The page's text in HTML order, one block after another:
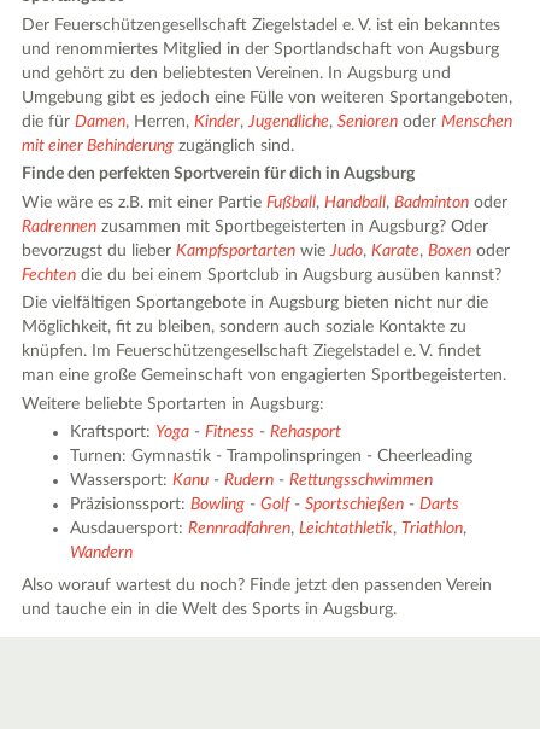
Der Feuerschützengesellschaft Ziegelstadel e. V. ist ein bekanntes
und renommiertes Mitglied in der Sportlandschaft von Augsburg
und gehört zu den beliebtesten Vereinen. In Augsburg und
Umgebung gibt es jedoch eine Fülle von weiteren Sportangeboten,
die fürDamen, Herren,Kinder,Jugendliche,Senioren oderMenschen
mit einer Behinderung zugänglich sind.
Finde den perfekten Sportverein für dich in Augsburg
Wie wäre es z.B. mit einer PartieFußball,Handball,Badminton oder
Radrennen zusammen mit Sportbegeisterten in Augsburg? Oder
bevorzugst du lieberKampfsportarten wieJudo,Karate,Boxen oder
Fechten die du bei einem Sportclub in Augsburg ausüben kannst?
Die vielfältigen Sportangebote in Augsburg bieten nicht nur die
Möglichkeit, fit zu bleiben, sondern auch soziale Kontakte zu
knüpfen. Im Feuerschützengesellschaft Ziegelstadel e. V. findet
man eine große Gemeinschaft von engagierten Sportbegeisterten.
Weitere beliebte Sportarten in Augsburg:
Kraftsport: Yoga -Fitness -Rehasport
Turnen: Gymnastik - Trampolinspringen - Cheerleading
Wassersport:Kanu -Rudern -Rettungsschwimmen
Präzisionssport:Bowling -Golf-Sportschießen -Darts
Ausdauersport:Rennradfahren,Leichtathletik, Triathlon,
Wandern
Also worauf wartest du noch? Finde jetzt den passenden Verein
und tauche ein in die Welt des Sports in Augsburg.